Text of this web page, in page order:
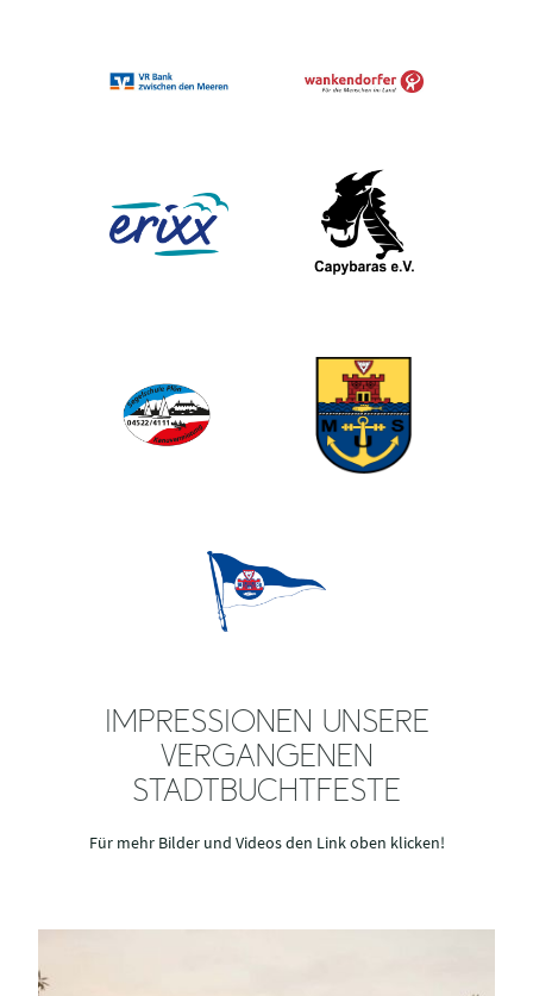
IMPRESSIONEN UNSERE
VERGANGENEN
STADTBUCHTFESTE
Für mehr Bilder und Videos den Link oben klicken!